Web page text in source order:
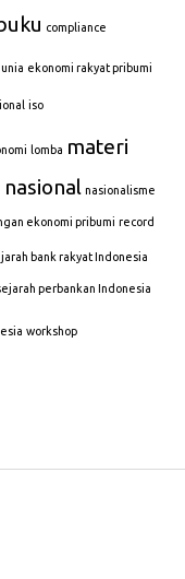
compliance
ekonomi rakyat pribumi
iso
lomba materi
nasional nasionalisme
ekonomi pribumi record
bank rakyat Indonesia
perbankan Indonesia
workshop